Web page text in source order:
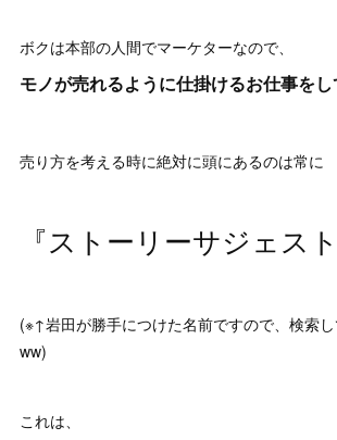
ボクは本部の人間でマーケターなので、
モノが売れるように仕掛けるお仕事をし
売り方を考える時に絶対に頭にあるのは常に
『ストーリーサジェスト
(※↑岩田が勝手につけた名前ですので、検索
ww)
これは、